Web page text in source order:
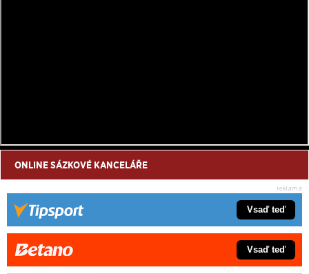
ONLINE SÁZKOVÉ KANCELÁŘE
Vsaď teď
Vsaď teď